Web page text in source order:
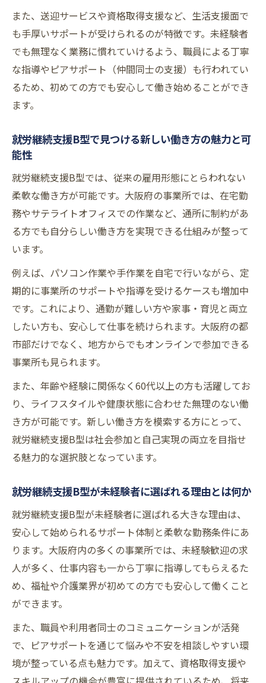
大阪府で実現する自分らしい障がい者雇用
大阪府で自分らしく働ける就労継続支援B型
の魅力
障がい者雇用と就労継続支援B型の両立ポイ
ント解説
就労継続支援B型で実現する安心の障がい者
自分に合った就労継続支援B型事業所を大阪
府で探す方法
パートや60代も安心の働き方改革を解説
パートや60代も活躍できる就労継続支援B
就労継続支援B型で実現する柔軟なシフト制
の魅力
ライフスタイルに合った就労継続支援B型求
人の選び方
シニア世代も安心の就労継続支援B型サポー
ト体制
パートタイムで始める就労継続支援B型のメ
リット
パソコン作業が活かせる求人選びのポイント
就労継続支援B型でパソコン作業が活きる職
パソコン作業に強い就労継続支援B型事業所
未経験者も挑戦できる就労継続支援B型のパ
ソコン求人
パソコンスキルを就労継続支援B型で活かす
方法
大阪の就労継続支援B型で人気のパソコン作
業を解説
職員の悩みやきつい現場の実情と向き合う
就労継続支援B型職員の悩みと現場での課題
解決策
また、送迎サービスや資格取得支援など、生活支援面で
も手厚いサポートが受けられるのが特徴です。未経験者
でも無理なく業務に慣れていけるよう、職員による丁寧
な指導やピアサポート（仲間同士の支援）も行われてい
るため、初めての方でも安心して働き始めることができ
ます。
就労継続支援B型で見つける新しい働き方の魅力と可
能性
就労継続支援B型では、従来の雇用形態にとらわれない
柔軟な働き方が可能です。大阪府の事業所では、在宅勤
務やサテライトオフィスでの作業など、通所に制約があ
る方でも自分らしい働き方を実現できる仕組みが整って
います。
例えば、パソコン作業や手作業を自宅で行いながら、定
期的に事業所のサポートや指導を受けるケースも増加中
です。これにより、通勤が難しい方や家事・育児と両立
したい方も、安心して仕事を続けられます。大阪府の都
市部だけでなく、地方からでもオンラインで参加できる
事業所も見られます。
また、年齢や経験に関係なく60代以上の方も活躍してお
り、ライフスタイルや健康状態に合わせた無理のない働
き方が可能です。新しい働き方を模索する方にとって、
就労継続支援B型は社会参加と自己実現の両立を目指せ
る魅力的な選択肢となっています。
就労継続支援B型が未経験者に選ばれる理由とは何か
就労継続支援B型が未経験者に選ばれる大きな理由は、
安心して始められるサポート体制と柔軟な勤務条件にあ
ります。大阪府内の多くの事業所では、未経験歓迎の求
人が多く、仕事内容も一から丁寧に指導してもらえるた
め、福祉や介護業界が初めての方でも安心して働くこと
ができます。
また、職員や利用者同士のコミュニケーションが活発
で、ピアサポートを通じて悩みや不安を相談しやすい環
境が整っている点も魅力です。加えて、資格取得支援や